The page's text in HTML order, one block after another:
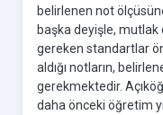
belirlenen not
başka deyişle, mutlak
gereken standartlar
aldığı notların,
gerekmektedir.
daha önceki öğretim